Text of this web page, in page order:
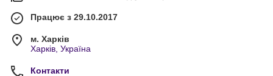
Працює з 29.10.2017
м. Харків
Харків, Україна
Контакти